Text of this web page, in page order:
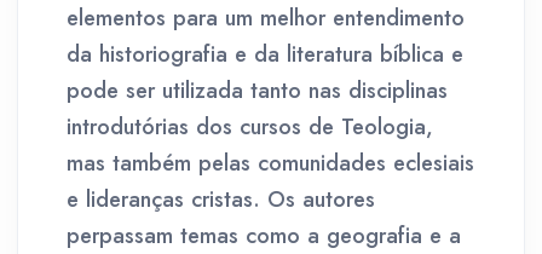
elementos para um melhor entendimento
da historiografia e da literatura bíblica e
pode ser utilizada tanto nas disciplinas
introdutórias dos cursos de Teologia,
mas também pelas comunidades eclesiais
e lideranças cristas. Os autores
perpassam temas como a geografia e a